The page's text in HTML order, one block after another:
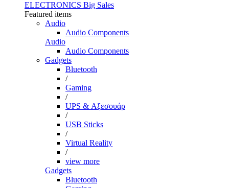
ELECTRONICS Big Sales
Featured items
Audio
Audio Components
Audio
Audio Components
Gadgets
Bluetooth
/
Gaming
/
UPS & Αξεσουάρ
/
USB Sticks
/
Virtual Reality
/
view more
Gadgets
Bluetooth